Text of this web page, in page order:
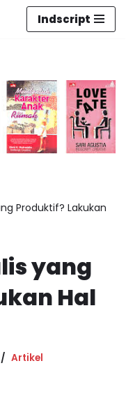
Indscript
Produktif? Lakukan
yang
Hal
Artikel